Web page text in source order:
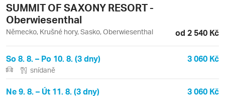
SUMMIT OF SAXONY RESORT -
Oberwiesenthal
Německo, Krušné hory, Sasko, Oberwiesenthal od 2 540 Kč
So 8. 8. – Po 10. 8. (3 dny) 3 060 Kč
snídaně
Ne 9. 8. – Út 11. 8. (3 dny) 3 060 Kč